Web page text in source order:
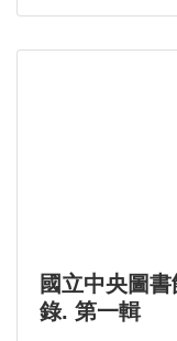
國立中央圖
錄. 第一輯